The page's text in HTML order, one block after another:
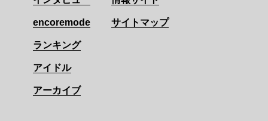
encoremode
ランキング
アイドル
アーカイブ
サイトマップ